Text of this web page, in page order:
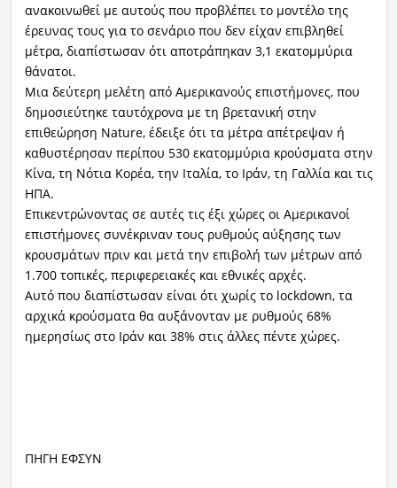
ανακοινωθεί με αυτούς που προβλέπει το μοντέλο της
έρευνας τους για το σενάριο που δεν είχαν επιβληθεί
μέτρα, διαπίστωσαν ότι αποτράπηκαν 3,1 εκατομμύρια
θάνατοι.
Μια δεύτερη μελέτη από Αμερικανούς επιστήμονες, που
δημοσιεύτηκε ταυτόχρονα με τη βρετανική στην
επιθεώρηση Nature, έδειξε ότι τα μέτρα απέτρεψαν ή
καθυστέρησαν περίπου 530 εκατομμύρια κρούσματα στην
Κίνα, τη Νότια Κορέα, την Ιταλία, το Ιράν, τη Γαλλία και τις
ΗΠΑ.
Επικεντρώνοντας σε αυτές τις έξι χώρες οι Αμερικανοί
επιστήμονες συνέκριναν τους ρυθμούς αύξησης των
κρουσμάτων πριν και μετά την επιβολή των μέτρων από
1.700 τοπικές, περιφερειακές και εθνικές αρχές.
Αυτό που διαπίστωσαν είναι ότι χωρίς το lockdown, τα
αρχικά κρούσματα θα αυξάνονταν με ρυθμούς 68%
ημερησίως στο Ιράν και 38% στις άλλες πέντε χώρες.
ΠΗΓΗ ΕΦΣΥΝ